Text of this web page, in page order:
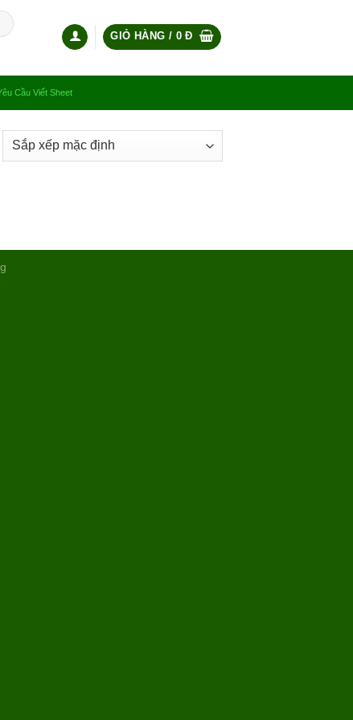
GIỎ HÀNG / 0Đ
Cầu Viết Sheet